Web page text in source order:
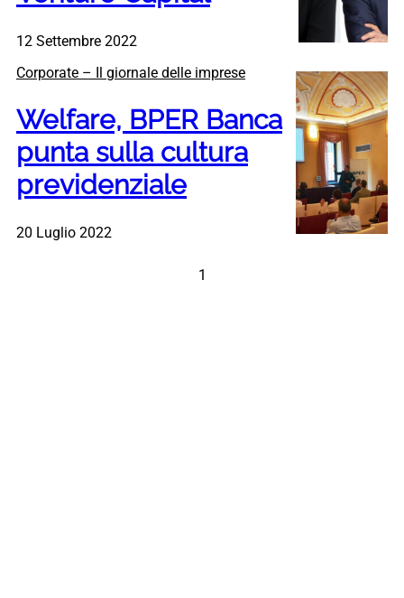
12 Settembre 2022
Corporate – Il giornale delle imprese
Welfare, BPER Banca
punta sulla cultura
previdenziale
20 Luglio 2022
1